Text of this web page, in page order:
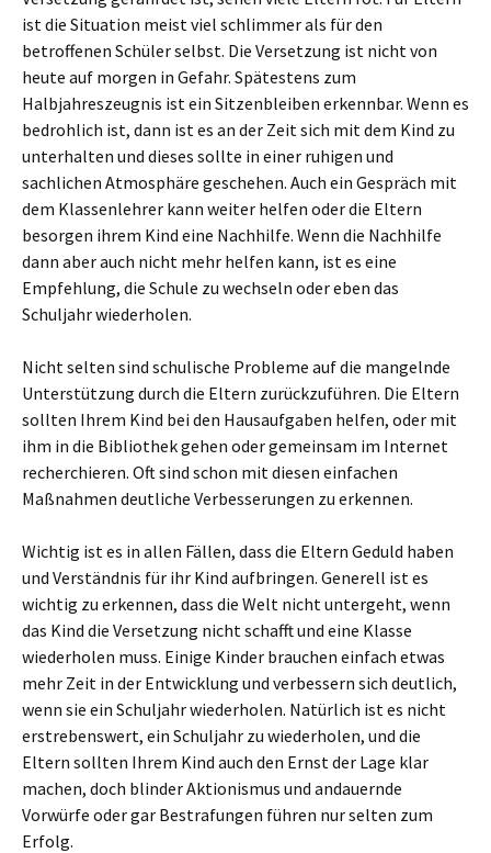
ist die Situation meist viel schlimmer als für den
betroffenen Schüler selbst. Die Versetzung ist nicht von
heute auf morgen in Gefahr. Spätestens zum
Halbjahreszeugnis ist ein Sitzenbleiben erkennbar. Wenn es
bedrohlich ist, dann ist es an der Zeit sich mit dem Kind zu
unterhalten und dieses sollte in einer ruhigen und
sachlichen Atmosphäre geschehen. Auch ein Gespräch mit
dem Klassenlehrer kann weiter helfen oder die Eltern
besorgen ihrem Kind eine Nachhilfe. Wenn die Nachhilfe
dann aber auch nicht mehr helfen kann, ist es eine
Empfehlung, die Schule zu wechseln oder eben das
Schuljahr wiederholen.
Nicht selten sind schulische Probleme auf die mangelnde
Unterstützung durch die Eltern zurückzuführen. Die Eltern
sollten Ihrem Kind bei den Hausaufgaben helfen, oder mit
ihm in die Bibliothek gehen oder gemeinsam im Internet
recherchieren. Oft sind schon mit diesen einfachen
Maßnahmen deutliche Verbesserungen zu erkennen.
Wichtig ist es in allen Fällen, dass die Eltern Geduld haben
und Verständnis für ihr Kind aufbringen. Generell ist es
wichtig zu erkennen, dass die Welt nicht untergeht, wenn
das Kind die Versetzung nicht schafft und eine Klasse
wiederholen muss. Einige Kinder brauchen einfach etwas
mehr Zeit in der Entwicklung und verbessern sich deutlich,
wenn sie ein Schuljahr wiederholen. Natürlich ist es nicht
erstrebenswert, ein Schuljahr zu wiederholen, und die
Eltern sollten Ihrem Kind auch den Ernst der Lage klar
machen, doch blinder Aktionismus und andauernde
Vorwürfe oder gar Bestrafungen führen nur selten zum
Erfolg.